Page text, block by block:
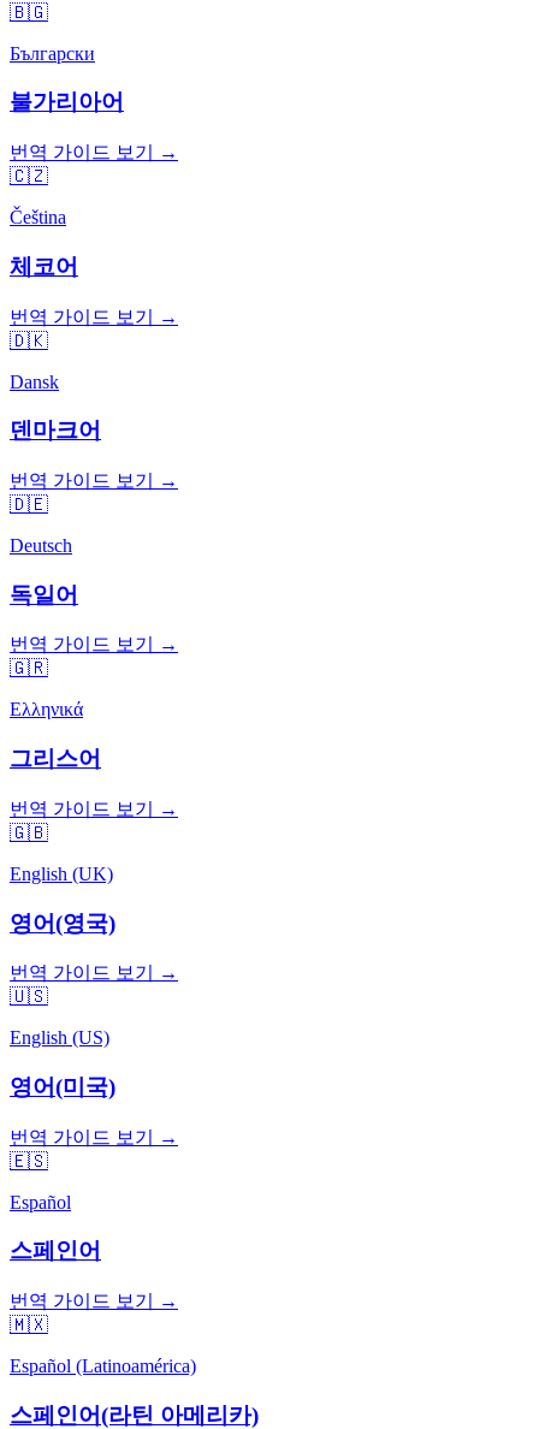
🇧🇬
Български
불가리아어
번역 가이드 보기 →
🇨🇿
Čeština
체코어
번역 가이드 보기 →
🇩🇰
Dansk
덴마크어
번역 가이드 보기 →
🇩🇪
Deutsch
독일어
번역 가이드 보기 →
🇬🇷
Ελληνικά
그리스어
번역 가이드 보기 →
🇬🇧
English (UK)
영어(영국)
번역 가이드 보기 →
🇺🇸
English (US)
영어(미국)
번역 가이드 보기 →
🇪🇸
Español
스페인어
번역 가이드 보기 →
🇲🇽
Español (Latinoamérica)
스페인어(라틴 아메리카)